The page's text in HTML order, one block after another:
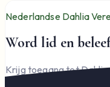
Nederlandse Dahlia
Word lid en
Krijg toegang tot Dahlia